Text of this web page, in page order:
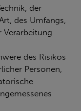
der
des Umfangs,
Verarbeitung
des Risikos
Personen,